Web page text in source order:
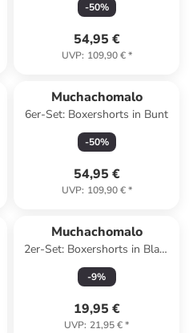
-50%
54,95 €
UVP: 109,90 €*
Muchachomalo
6er-Set: Boxershorts in Bunt
-50%
54,95 €
UVP: 109,90 €*
Muchachomalo
2er-Set: Boxershorts in Blau/
Pink
-9%
19,95 €
UVP: 21,95 €*